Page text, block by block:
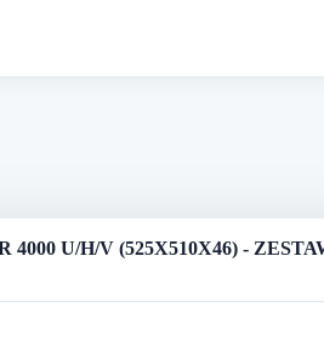
4000 U/H/V (525X510X46) -